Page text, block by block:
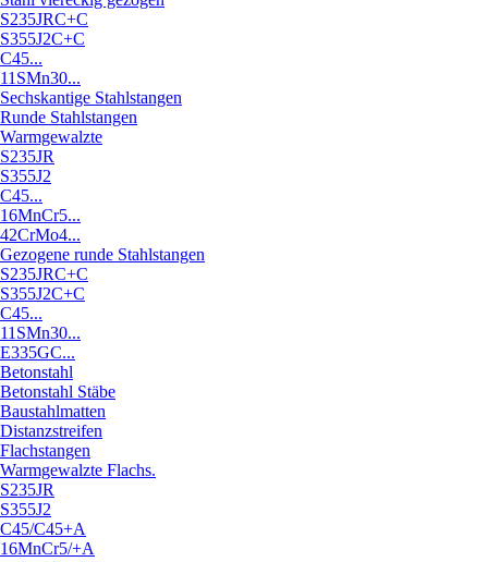
S235JRC+C
S355J2C+C
C45...
11SMn30...
Sechskantige Stahlstangen
Runde Stahlstangen
Warmgewalzte
S235JR
S355J2
C45...
16MnCr5...
42CrMo4...
Gezogene runde Stahlstangen
S235JRC+C
S355J2C+C
C45...
11SMn30...
E335GC...
Betonstahl
Betonstahl Stäbe
Baustahlmatten
Distanzstreifen
Flachstangen
Warmgewalzte Flachs.
S235JR
S355J2
C45/C45+A
16MnCr5/+A